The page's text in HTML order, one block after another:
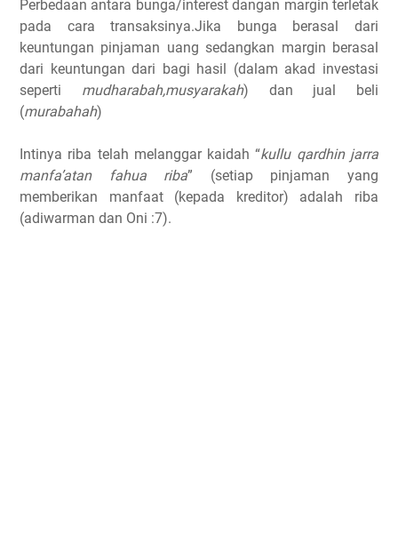
Perbedaan antara bunga/interest dangan margin terletak
pada cara transaksinya.Jika bunga berasal dari
keuntungan pinjaman uang sedangkan margin berasal
dari keuntungan dari bagi hasil (dalam akad investasi
seperti mudharabah,musyarakah) dan jual beli
(murabahah)
Intinya riba telah melanggar kaidah “kullu qardhin jarra
manfa’atan fahua riba” (setiap pinjaman yang
memberikan manfaat (kepada kreditor) adalah riba
(adiwarman dan Oni :7).